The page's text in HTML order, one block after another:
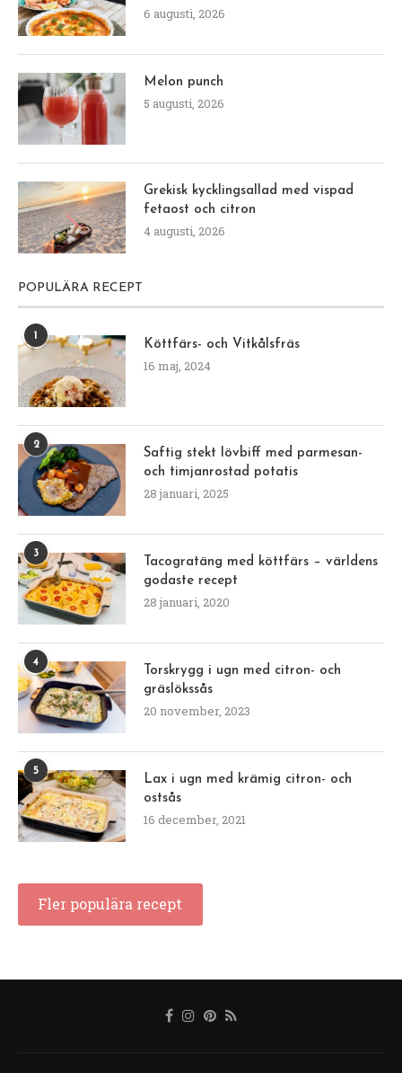
6 augusti, 2026
Melon punch
5 augusti, 2026
Grekisk kycklingsallad med vispad
fetaost och citron
4 augusti, 2026
POPULÄRA RECEPT
Köttfärs- och Vitkålsfräs
16 maj, 2024
2
Saftig stekt lövbiff med parmesan-
och timjanrostad potatis
28 januari, 2025
3
Tacogratäng med köttfärs – världens
godaste recept
28 januari, 2020
4
Torskrygg i ugn med citron- och
gräslökssås
20 november, 2023
5
Lax i ugn med krämig citron- och
ostsås
16 december, 2021
Fler populära recept